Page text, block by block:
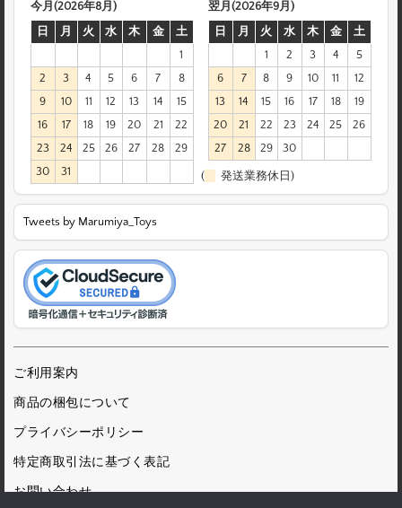
今月(2026年8月)
日
月 火 水 木 金
土
1
2
3 4 5 6 7
8
9
10 11 12 13 14
15
16
17 18 19 20 21
22
23
24 25 26 27 28
29
30
31
翌月(2026年9月)
日
月 火 水 木 金
土
1
2 3 4
5
6
7 8 9 10 11
12
13
14 15 16 17 18
19
20
21 22 23 24 25
26
27
28 29 30
( 発送業務休日)
Tweets by Marumiya_Toys
ご利用案内
商品の梱包について
プライバシーポリシー
特定商取引法に基づく表記
お問い合わせ